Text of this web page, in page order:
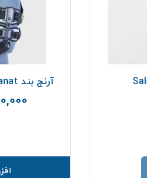
آرنج بند Teb & Sanat مدل ۳۶۰۰۰